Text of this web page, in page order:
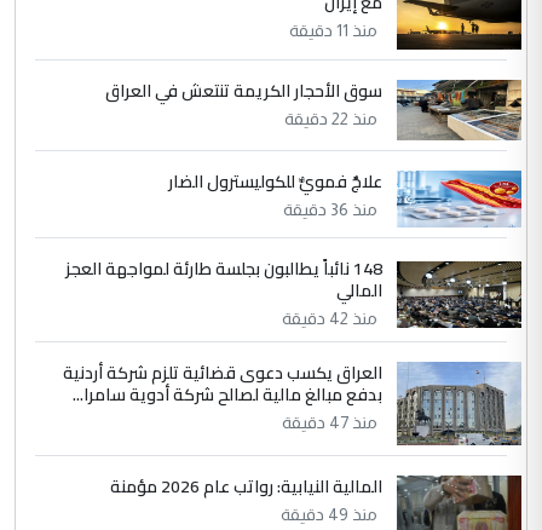
الرافدين تعاني الجفاف والتصحر!!
علي
التعليق : هذه الزيارة تنفع لبنان، دون الشعب
العراقي، الذي احترق بحر الصيف، في حين
حكومة الزيدي ...
الموضوع :
نواف سلام في بغداد.. "الفيول" مقابل
تصدير النفط العراقي
منذ 11 دقيقة
سوق الأحجار الكريمة تنتعش في العراق
منذ 22 دقيقة
علاجٌ فمويٌّ للكوليسترول الضار
منذ 36 دقيقة
148 نائباً يطالبون بجلسة طارئة لمواجهة العجز
المالي
منذ 42 دقيقة
العراق يكسب دعوى قضائية تلزم شركة أردنية
بدفع مبالغ مالية لصالح شركة أدوية سامرا...
منذ 47 دقيقة
المالية النيابية: رواتب عام 2026 مؤمنة
منذ 49 دقيقة